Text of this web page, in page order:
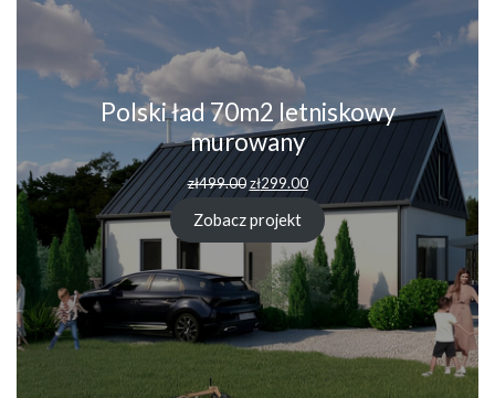
Polski ład 70m2 letniskowy
murowany
zł499.00 zł299.00
Zobacz projekt